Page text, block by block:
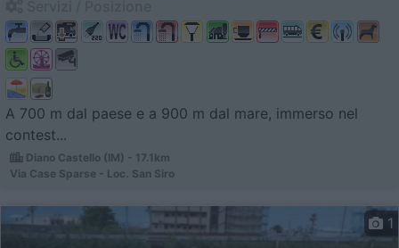
A 700 m dal paese e a 900 m dal mare, immerso nel
contest...
Diano Castello (IM) - 17.1km
Via Case Sparse - Loc. San Siro
1